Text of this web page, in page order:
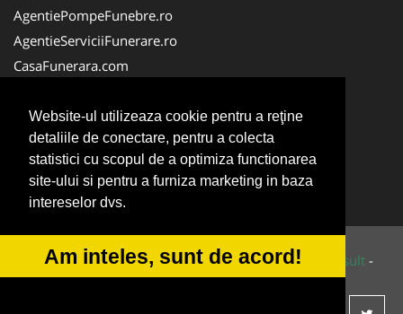
Website-ul utilizeaza cookie pentru a reţine
detaliile de conectare, pentru a colecta
statistici cu scopul de a optimiza functionarea
site-ului si pentru a furniza marketing in baza
intereselor dvs.
Am inteles, sunt de acord!
AgentiePompeFunebre.ro
AgentieServiciiFunerare.ro
CasaFunerara.com
Firma-Pompe-Funebre.ro
Firma-Servicii-Funerare.ro
ParastasesiPomeni.ro
Transport-Funerar.com
© 2014-2026 Powered byVilonMedia&Tokaido Consult -
ANPC SOL